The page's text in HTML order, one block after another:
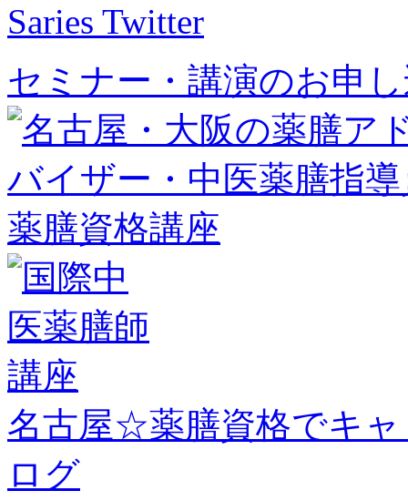
Saries Twitter
セミナー・講演のお申
名古屋☆薬膳資格でキ
ログ